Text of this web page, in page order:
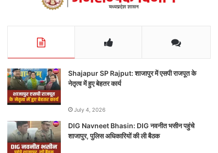
Shajapur SP Rajput: शाजापुर में एसपी राजपूत के
नेतृत्व में हुए बेहतर कार्य
July 4, 2026
DIG Navneet Bhasin: DIG नवनीत भसीन पहुंचे
शाजापुर, पुलिस अधिकारियों की ली बैठक